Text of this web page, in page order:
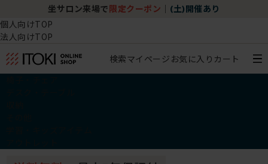
坐サロン来場で 限定クーポン (土)開催あり
個人向けTOP
法人向けTOP
検索マイページ お気に入り カート